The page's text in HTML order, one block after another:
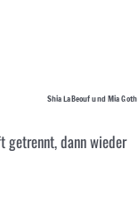
Shia LaBeouf und Mia Goth
getrennt, dann wieder